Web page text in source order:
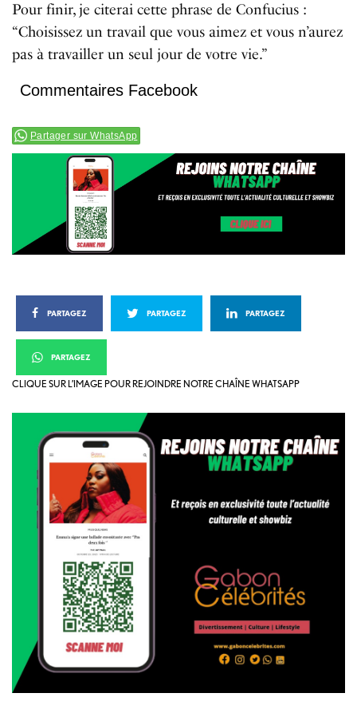
Pour finir, je citerai cette phrase de Confucius :
“Choisissez un travail que vous aimez et vous n’aurez
pas à travailler un seul jour de votre vie.”
Commentaires Facebook
Partager sur WhatsApp
PARTAGEZ PARTAGEZ PARTAGEZ
PARTAGEZ
CLIQUE SUR L’IMAGE POUR REJOINDRE NOTRE CHAÎNE WHATSAPP